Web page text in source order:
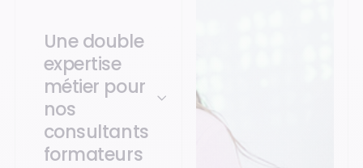
Une double
expertise
métier pour
nos
consultants
formateurs